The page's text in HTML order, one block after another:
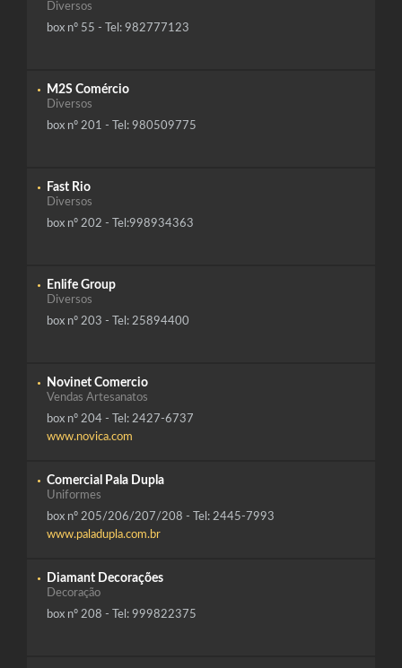
Diversos
box nº 55 - Tel: 982777123
M2S Comércio
Diversos
box nº 201 - Tel: 980509775
Fast Rio
Diversos
box nº 202 - Tel:998934363
Enlife Group
Diversos
box nº 203 - Tel: 25894400
Novinet Comercio
Vendas Artesanatos
box nº 204 - Tel: 2427-6737
www.novica.com
Comercial Pala Dupla
Uniformes
box nº 205/206/207/208 - Tel: 2445-7993
www.paladupla.com.br
Diamant Decorações
Decoração
box nº 208 - Tel: 999822375